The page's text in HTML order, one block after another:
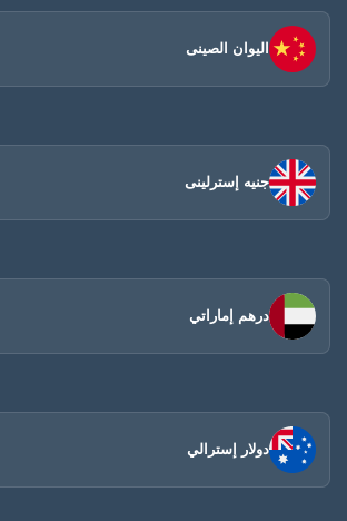
اليوان الصينى​
جنيه إسترلينى
درهم إماراتي
دولار إسترالي